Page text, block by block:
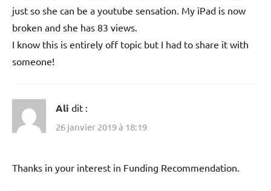
just so she can be a youtube sensation. My iPad is now
broken and she has 83 views.
I know this is entirely off topic but I had to share it with
someone!
Ali dit :
26 janvier 2019 à 18:19
Thanks in your interest in Funding Recommendation.